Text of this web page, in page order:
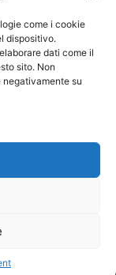
come i cookie
dispositivo.
dati come il
sito. Non
su
Auto
Max